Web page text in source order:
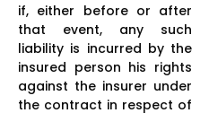
if, either before or after
that event, any such
liability is incurred by the
insured person his rights
against the insurer under
the contract in respect of